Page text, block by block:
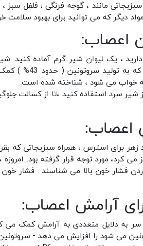
مانند ، گوجه فرنگی ، فلفل
دیگر که می توانید برای بهبود سلامت
اعصاب:
، یک لیوان شیر گرم آماده کنید.
است ،شناخته شده
خواب می شود ، شناخته شده است.
سرد استفاده کنید ،تا از کسالت
اعصاب:
زهر برای استرس ، همراه سبزیجاتی که
می کرد، مورد توجه قرار گرفته بود.
فشار خون بالا می شناسند . فشار
آرامش اعصاب:
سر به دلایل متعددی به آرامش کمک می
می شود را افزایش می دهد -